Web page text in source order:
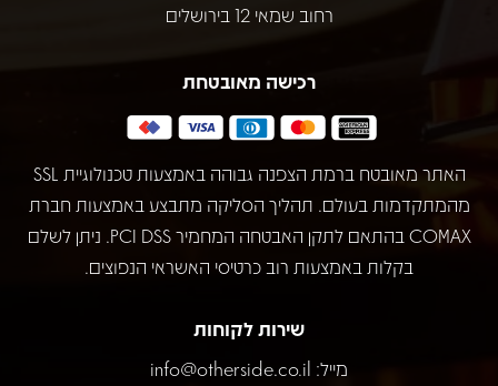
רחוב שמאי 12 בירושלים
רכישה מאובטחת
האתר מאובטח ברמת הצפנה גבוהה באמצעות טכנולוגיית SSL
מהמתקדמות בעולם. תהליך הסליקה מתבצע באמצעות חברת
COMAX בהתאם לתקן האבטחה המחמיר PCI DSS. ניתן לשלם
בקלות באמצעות רוב כרטיסי האשראי הנפוצים.
שירות לקוחות
מייל: info@otherside.co.il